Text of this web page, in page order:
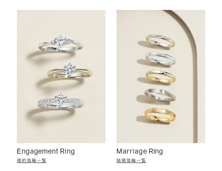
Engagement Ring
婚約指輪一覧
Marriage Ring
結婚指輪一覧